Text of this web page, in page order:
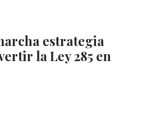
estrategia
la Ley 285 en